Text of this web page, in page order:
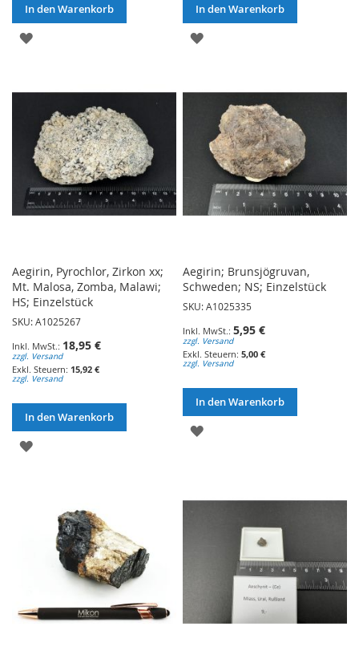
In den Warenkorb
ZUR
HINZUFÜGEN
In den Warenkorb
ZUR
HINZUFÜGEN
Aegirin, Pyrochlor, Zirkon xx;
Mt. Malosa, Zomba, Malawi;
HS; Einzelstück
SKU: A1025267
18,95 €
zzgl. Versand
15,92 €
zzgl. Versand
In den Warenkorb
ZUR
Aegirin; Brunsjögruvan,
Schweden; NS; Einzelstück
SKU: A1025335
5,95 €
zzgl. Versand
5,00 €
zzgl. Versand
In den Warenkorb
ZUR